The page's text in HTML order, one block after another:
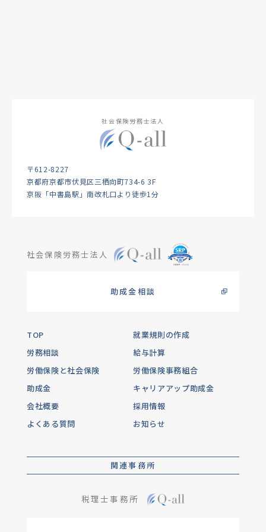
社会保険労務士法人
〒612-8227
京都府京都市伏見区三栖向町734-6 3F
京阪「中書島駅」南改札口より徒歩1分
社会保険労務士法人
助成金相談
TOP
就業規則の作成
労務相談
給与計算
労働保険と社会保険
労働保険事務組合
助成金
キャリアアップ助成金
会社概要
採用情報
よくある質問
お知らせ
関連事務所
税理士事務所